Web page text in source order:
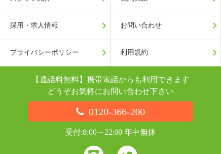
採用・求人情報 お問い合わせ
プライバシーポリシー 利用規約
【通話料無料】携帯電話からも利用できます
どうぞお気軽にお問い合わせ下さい
0120-366-200
受付:8:00～22:00 年中無休